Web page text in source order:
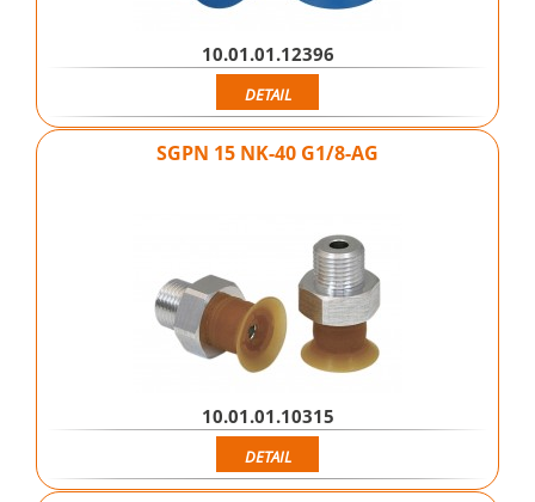
10.01.01.12396
DETAIL
SGPN 15 NK-40 G1/8-AG
10.01.01.10315
DETAIL